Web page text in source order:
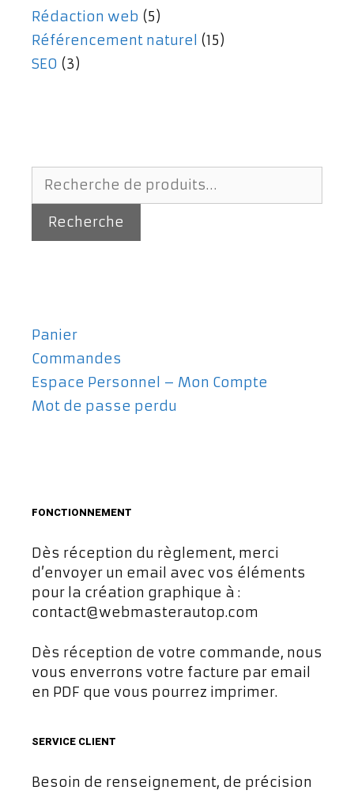
Rédaction web (5)
Référencement naturel (15)
SEO (3)
Recherche
pour :
Recherche
Panier
Commandes
Espace Personnel – Mon Compte
Mot de passe perdu
FONCTIONNEMENT
Dès réception du règlement, merci
d’envoyer un email avec vos éléments
pour la création graphique à :
contact@webmasterautop.com
Dès réception de votre commande, nous
vous enverrons votre facture par email
en PDF que vous pourrez imprimer.
SERVICE CLIENT
Besoin de renseignement, de précision